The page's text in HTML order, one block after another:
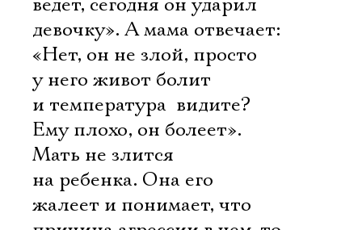
ведет, сегодня он ударил
девочку». А мама отвечает:
«Нет, он не злой, просто
у него живот болит
и температура  видите?
Ему плохо, он болеет».
Мать не злится
на ребенка. Она его
жалеет и понимает, что